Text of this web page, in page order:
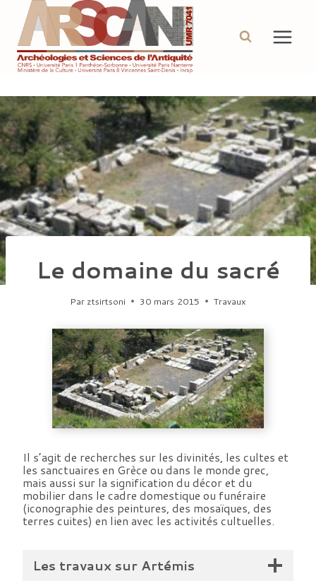
contenu
Le domaine du sacré
Par ztsirtsoni 30 mars 2015 Travaux
Il s’agit de recherches sur les divinités, les cultes et
les sanctuaires en Grèce ou dans le monde grec,
mais aussi sur la signification du décor et du
mobilier dans le cadre domestique ou funéraire
(iconographie des peintures, des mosaïques, des
terres cuites) en lien avec les activités cultuelles.
Les travaux sur Artémis